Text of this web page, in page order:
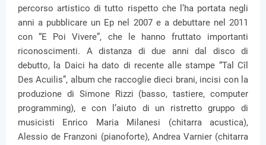
percorso artistico di tutto rispetto che l’ha portata negli
anni a pubblicare un Ep nel 2007 e a debuttare nel 2011
con “E Poi Vivere”, che le hanno fruttato importanti
riconoscimenti. A distanza di due anni dal disco di
debutto, la Daici ha dato di recente alle stampe “Tal Cîl
Des Acuilis”, album che raccoglie dieci brani, incisi con la
produzione di Simone Rizzi (basso, tastiere, computer
programming), e con l’aiuto di un ristretto gruppo di
musicisti Enrico Maria Milanesi (chitarra acustica),
Alessio de Franzoni (pianoforte), Andrea Varnier (chitarra